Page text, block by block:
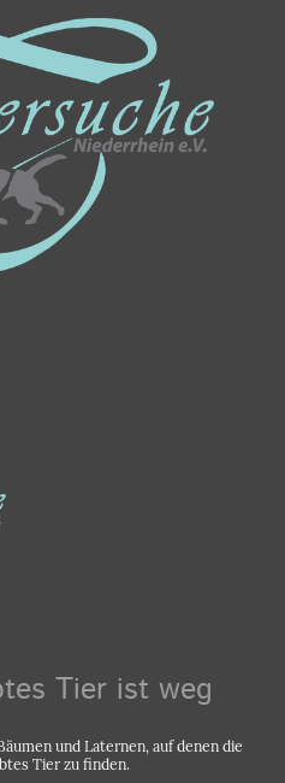
Tier ist weg
und Laternen, auf denen die
Tier zu finden.